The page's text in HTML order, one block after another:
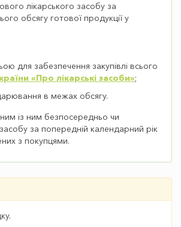
лікарського засобу за
обсягу готової продукції у
для забезпечення закупівлі всього
«Про лікарські засоби»;
в межах обсягу.
із ним безпосередньо чи
за попередній календарний рік
з покупцями.